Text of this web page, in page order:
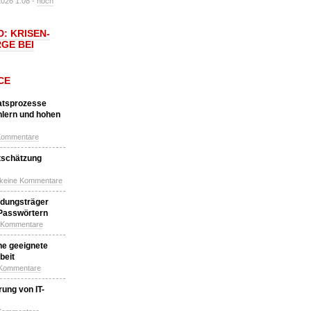
KRISEN-
BEI
und hohen
Kommentare
geeignete
von IT-